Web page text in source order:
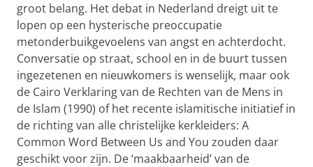
groot belang. Het debat in Nederland dreigt uit te
lopen op een hysterische preoccupatie
metonderbuikgevoelens van angst en achterdocht.
Conversatie op straat, school en in de buurt tussen
ingezetenen en nieuwkomers is wenselijk, maar ook
de Cairo Verklaring van de Rechten van de Mens in
de Islam (1990) of het recente islamitische initiatief in
de richting van alle christelijke kerkleiders: A
Common Word Between Us and You zouden daar
geschikt voor zijn. De ‘maakbaarheid’ van de